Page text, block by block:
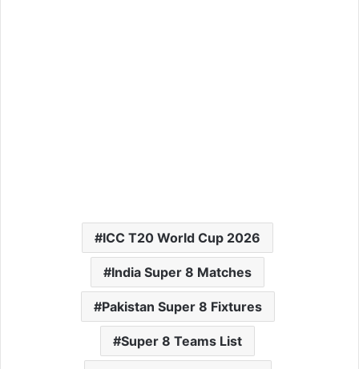
ICC T20 World Cup 2026
India Super 8 Matches
Pakistan Super 8 Fixtures
Super 8 Teams List